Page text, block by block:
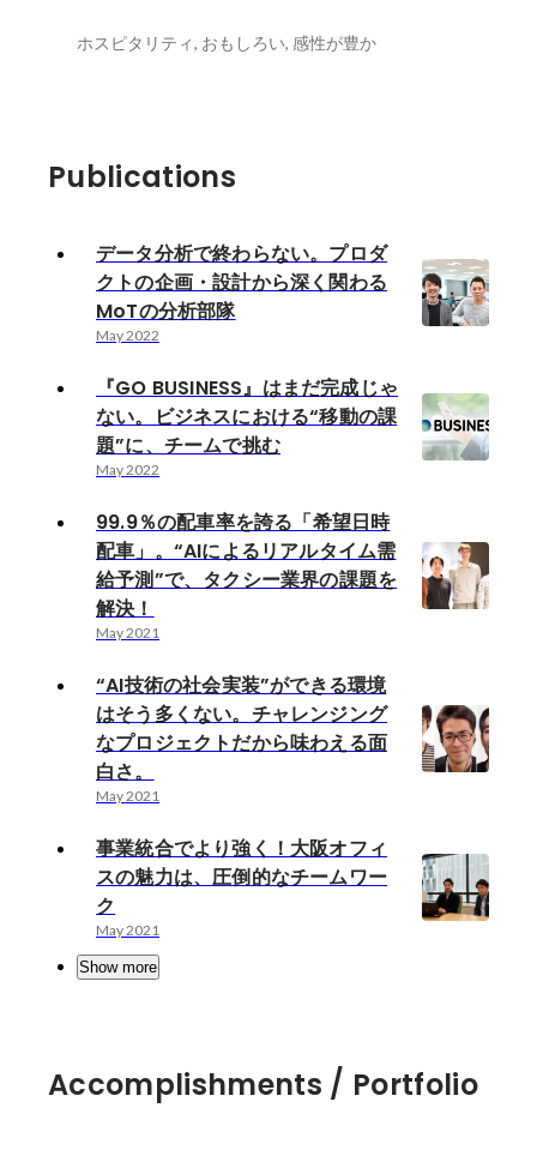
ホスピタリティ, おもしろい, 感性が豊か
Publications
データ分析で終わらない。プロダ
クトの企画・設計から深く関わる
MoTの分析部隊
May 2022
『GO BUSINESS』はまだ完成じゃ
ない。ビジネスにおける“移動の課
題”に、チームで挑む
May 2022
99.9％の配車率を誇る「希望日時
配車」。“AIによるリアルタイム需
給予測”で、タクシー業界の課題を
解決！
May 2021
“AI技術の社会実装”ができる環境
はそう多くない。チャレンジング
なプロジェクトだから味わえる面
白さ。
May 2021
事業統合でより強く！大阪オフィ
スの魅力は、圧倒的なチームワー
ク
May 2021
Show more
Accomplishments / Portfolio